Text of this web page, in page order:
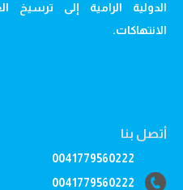
الدولية الرامية إلى ترسيخ
الانتهاكات.
أتصل بنا
0041779560222
0041779560222